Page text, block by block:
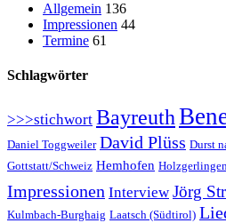
Allgemein 136
Impressionen 44
Termine 61
Schlagwörter
>>>stichwort Bayreuth
Daniel Toggweiler David Plüss Durst
Gottstatt/Schweiz Hemhofen Holzgerlingen
Impressionen Interview Jörg
Kulmbach-Burghaig Laatsch (Südtirol)